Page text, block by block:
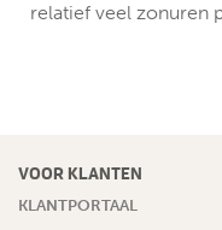
relatief veel zonuren
VOOR KLANTEN
KLANTPORTAAL